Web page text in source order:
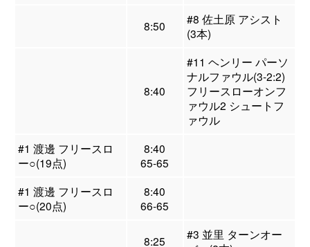
8:50
#8 佐土原 アシスト
(3本)
8:40
#11 ヘンリー パーソ
ナルファウル(3-2:2)
フリースローオンフ
ァウル2 シュートフ
ァウル
#1 渡邊 フリースロ
ー○(19点)
8:40
65-65
#1 渡邊 フリースロ
ー○(20点)
8:40
66-65
8:25
#3 並里 ターンオー